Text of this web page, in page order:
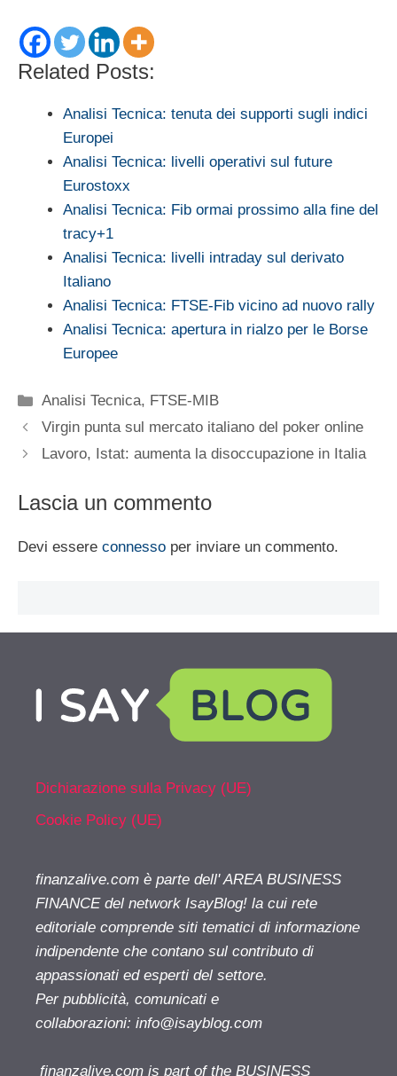
Related Posts:
Analisi Tecnica: tenuta dei supporti sugli indici
Europei
Analisi Tecnica: livelli operativi sul future
Eurostoxx
Analisi Tecnica: Fib ormai prossimo alla fine del
tracy+1
Analisi Tecnica: livelli intraday sul derivato
Italiano
Analisi Tecnica: FTSE-Fib vicino ad nuovo rally
Analisi Tecnica: apertura in rialzo per le Borse
Europee
Categorie
Analisi Tecnica, FTSE-MIB
Virgin punta sul mercato italiano del poker online
Lavoro, Istat: aumenta la disoccupazione in Italia
Lascia un commento
Devi essere connesso per inviare un commento.
Dichiarazione sulla Privacy (UE)
Cookie Policy (UE)
finanzalive.com è parte dell' AREA BUSINESS
FINANCE del network IsayBlog! la cui rete
editoriale comprende siti tematici di informazione
indipendente che contano sul contributo di
appassionati ed esperti del settore.
Per pubblicità, comunicati e
collaborazioni: info@isayblog.com
finanzalive.com is part of the BUSINESS